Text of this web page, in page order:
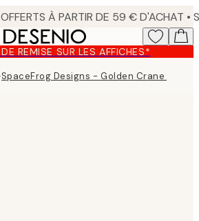
REMISE SUR LES AFFICHES*
SpaceFrog Designs - Golden Crane Toile